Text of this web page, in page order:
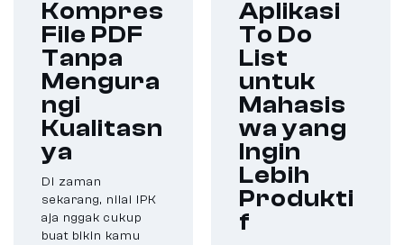
Kompres
File PDF
Tanpa
Mengura
ngi
Kualitasn
ya
Di zaman
sekarang, nilai IPK
aja nggak cukup
buat bikin kamu
Aplikasi
To Do
List
untuk
Mahasis
wa yang
Ingin
Lebih
Produkti
f